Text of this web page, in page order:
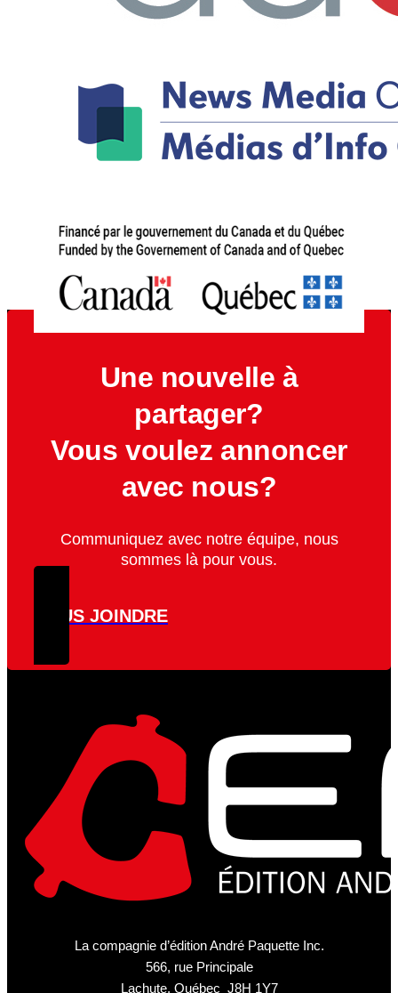
Une nouvelle à
partager?
Vous voulez annoncer
avec nous?
Communiquez avec notre équipe, nous
sommes là pour vous.
NOUS JOINDRE
La compagnie d’édition André Paquette Inc.
566, rue Principale
Lachute, Québec J8H 1Y7